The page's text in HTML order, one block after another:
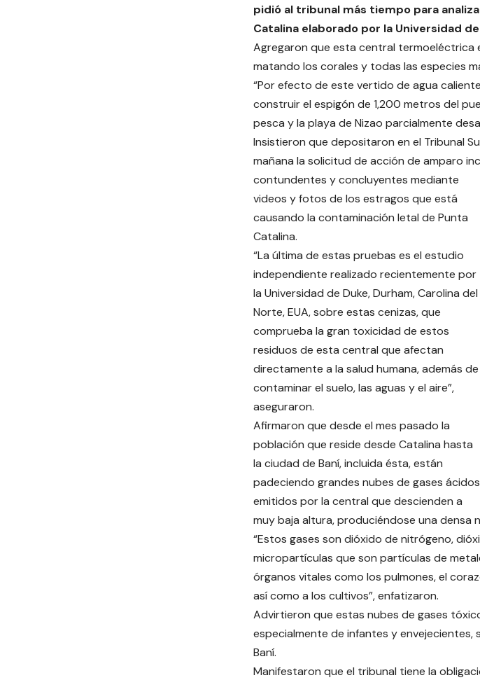
pidió al tribunal más tiempo para
Catalina elaborado por la Universidad de
Agregaron que esta central termoeléctrica
matando los corales y todas las especies
“Por efecto de este vertido de agua
construir el espigón de 1,200 metros del
pesca y la playa de Nizao parcialmente
Insistieron que depositaron en el Tribunal
mañana la solicitud de acción de amparo
contundentes y concluyentes mediante
videos y fotos de los estragos que está
causando la contaminación letal de Punta
Catalina.
“La última de estas pruebas es el estudio
independiente realizado recientemente por
la Universidad de Duke, Durham, Carolina del
Norte, EUA, sobre estas cenizas, que
comprueba la gran toxicidad de estos
residuos de esta central que afectan
directamente a la salud humana, además de
contaminar el suelo, las aguas y el aire”,
aseguraron.
Afirmaron que desde el mes pasado la
población que reside desde Catalina hasta
la ciudad de Baní, incluida ésta, están
padeciendo grandes nubes de gases ácidos
emitidos por la central que descienden a
muy baja altura, produciéndose una densa
“Estos gases son dióxido de nitrógeno,
micropartículas que son partículas de
órganos vitales como los pulmones, el
así como a los cultivos”, enfatizaron.
Advirtieron que estas nubes de gases
especialmente de infantes y
Baní.
Manifestaron que el tribunal tiene la